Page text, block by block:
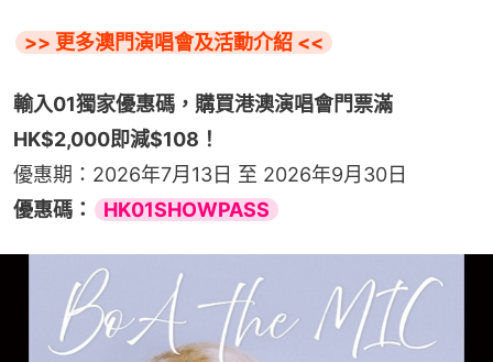
>> 更多澳門演唱會及活動介紹 <<
輸入01獨家優惠碼，購買港澳演唱會門票滿
HK$2,000即減$108！
優惠期：2026年7月13日 至 2026年9月30日
優惠碼：
HK01SHOWPASS